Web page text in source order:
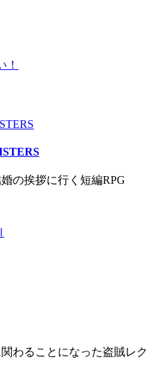
の挨拶に行く短編RPG
わることになった盗賊レク